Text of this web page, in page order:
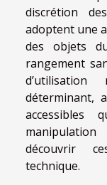
discrétion
adoptent une
des objets
rangement
déterminant,
accessibles
découvrir
technique.